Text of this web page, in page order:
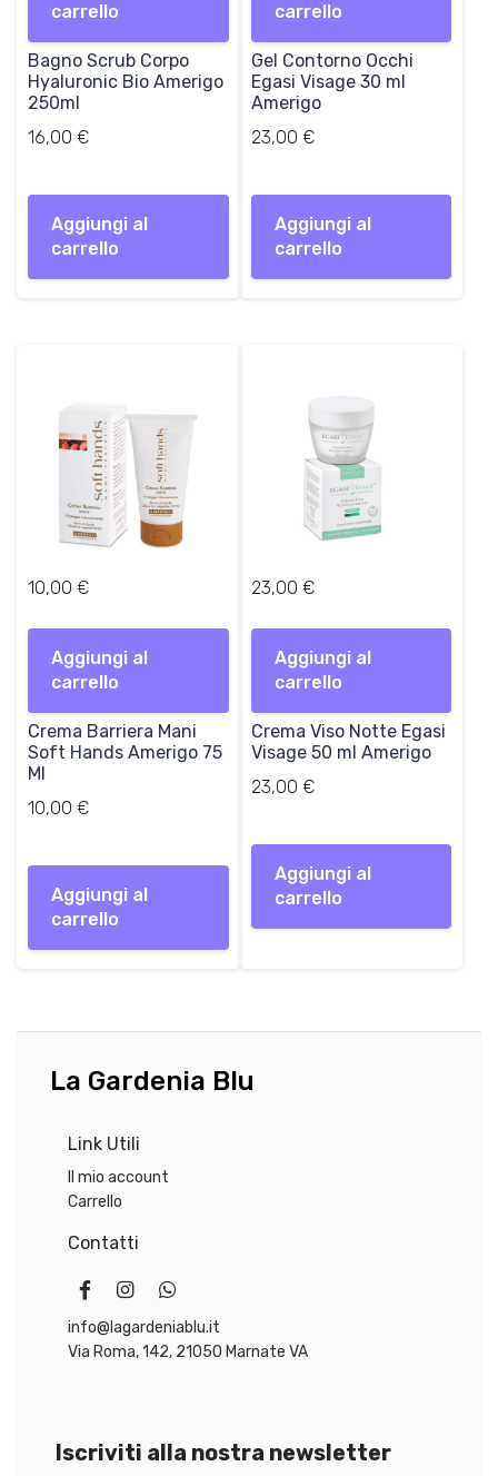
carrello
Bagno Scrub Corpo
Hyaluronic Bio Amerigo
250ml
16,00 €
Aggiungi al
carrello
carrello
Gel Contorno Occhi
Egasi Visage 30 ml
Amerigo
23,00 €
Aggiungi al
carrello
10,00 €
Aggiungi al
carrello
Crema Barriera Mani
Soft Hands Amerigo 75
Ml
10,00 €
Aggiungi al
carrello
23,00 €
Aggiungi al
carrello
Crema Viso Notte Egasi
Visage 50 ml Amerigo
23,00 €
Aggiungi al
carrello
La Gardenia Blu
Link Utili
Il mio account
Carrello
Contatti
info@lagardeniablu.it
Via Roma, 142, 21050 Marnate VA
Iscriviti alla nostra newsletter